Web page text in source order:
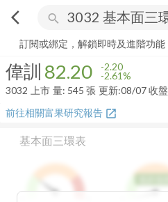
arrow_back_ios search
偉訓 82.20-2.61%
訂閱或綁定，解鎖即時及進階功能
偉訓 82.20 -2.20
-2.61%
3032
上市 量: 545 張 更新:08/07 收盤
前往相關富果研究報告 open_in_new
基本面三環表